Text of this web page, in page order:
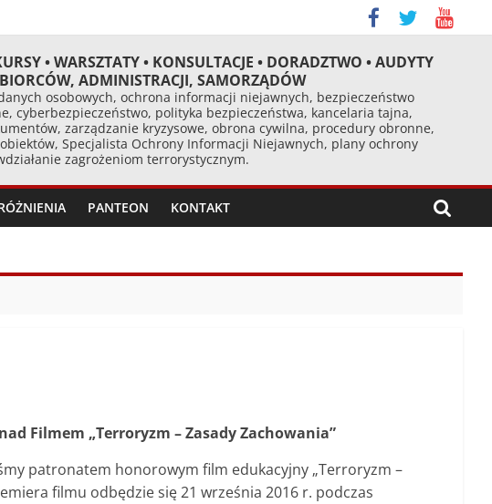
• WARSZTATY • KONSULTACJE • DORADZTWO • AUDYTY
ADMINISTRACJI, SAMORZĄDÓW
osobowych, ochrona informacji niejawnych, bezpieczeństwo
cyberbezpieczeństwo, polityka bezpieczeństwa, kancelaria tajna,
zarządzanie kryzysowe, obrona cywilna, procedury obronne,
Specjalista Ochrony Informacji Niejawnych, plany ochrony
zagrożeniom terrorystycznym.
PANTEON KONTAKT
Filmem „Terroryzm – Zasady Zachowania”
patronatem honorowym film edukacyjny „Terroryzm –
filmu odbędzie się 21 września 2016 r. podczas